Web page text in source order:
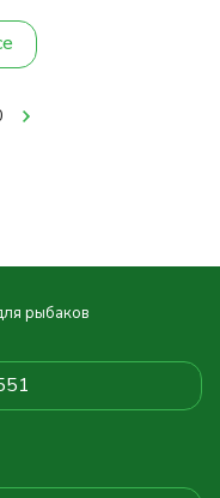
рыбаков